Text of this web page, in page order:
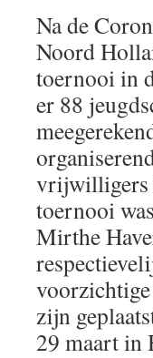
Na de
Noord
toernooi in
er 88
vrijwilligers
toernooi
Mirthe
zijn
29 maart in